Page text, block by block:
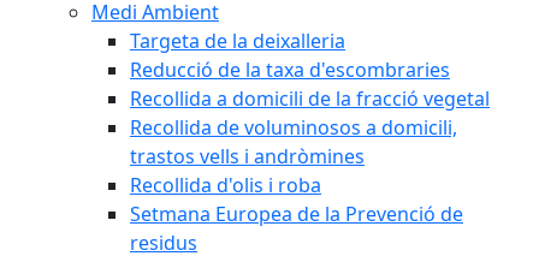
Medi Ambient
Targeta de la deixalleria
Reducció de la taxa d'escombraries
Recollida a domicili de la fracció vegetal
Recollida de voluminosos a domicili,
trastos vells i andròmines
Recollida d'olis i roba
Setmana Europea de la Prevenció de
residus